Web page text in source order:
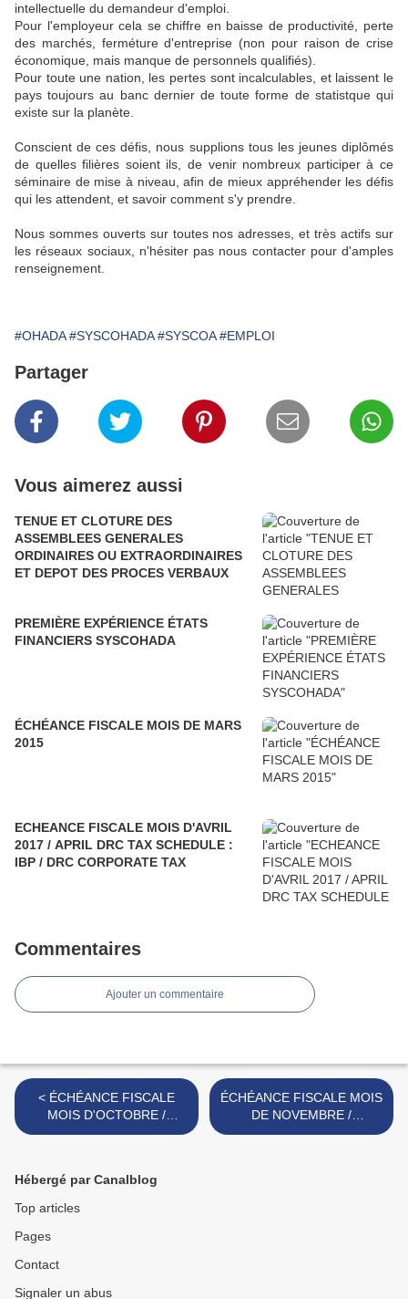
intellectuelle du demandeur d'emploi.
Pour l'employeur cela se chiffre en baisse de productivité, perte
des marchés, ferméture d'entreprise (non pour raison de crise
économique, mais manque de personnels qualifiés).
Pour toute une nation, les pertes sont incalculables, et laissent le
pays toujours au banc dernier de toute forme de statistque qui
existe sur la planète.
Conscient de ces défis, nous supplions tous les jeunes diplômés
de quelles filières soient ils, de venir nombreux participer à ce
séminaire de mise à niveau, afin de mieux appréhender les défis
qui les attendent, et savoir comment s'y prendre.
Nous sommes ouverts sur toutes nos adresses, et très actifs sur
les réseaux sociaux, n'hésiter pas nous contacter pour d'amples
renseignement.
#OHADA #SYSCOHADA #SYSCOA #EMPLOI
Partager
Vous aimerez aussi
TENUE ET CLOTURE DES
ASSEMBLEES GENERALES
ORDINAIRES OU EXTRAORDINAIRES
ET DEPOT DES PROCES VERBAUX
PREMIÈRE EXPÉRIENCE ÉTATS
FINANCIERS SYSCOHADA
ÉCHÉANCE FISCALE MOIS DE MARS
2015
ECHEANCE FISCALE MOIS D'AVRIL
2017 / APRIL DRC TAX SCHEDULE :
IBP / DRC CORPORATE TAX
Commentaires
Ajouter un commentaire
< ÉCHÉANCE FISCALE
MOIS D'OCTOBRE /
OCTOBER TAX SCHEDULE
ÉCHÉANCE FISCALE MOIS
DE NOVEMBRE /
NOVEMBER TAX
Hébergé par Canalblog
Top articles
Pages
Contact
Signaler un abus